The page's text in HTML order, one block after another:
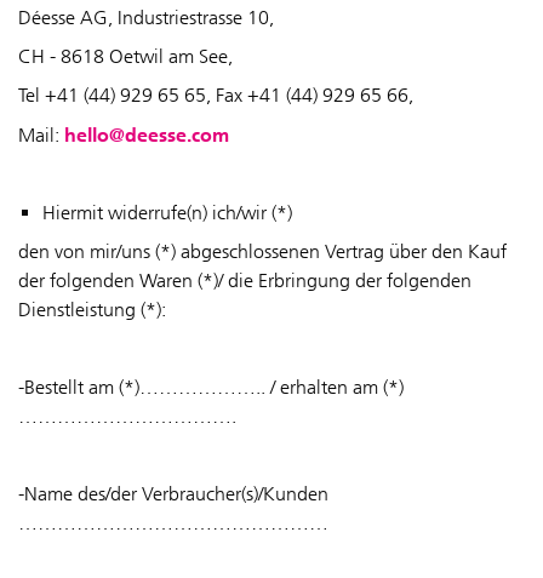
Déesse AG, Industriestrasse 10,
CH - 8618 Oetwil am See,
Tel +41 (44) 929 65 65, Fax +41 (44) 929 65 66,
Mail: hello@deesse.com
Hiermit widerrufe(n) ich/wir (*)
den von mir/uns (*) abgeschlossenen Vertrag über den Kauf
der folgenden Waren (*)/ die Erbringung der folgenden
Dienstleistung (*):
-Bestellt am (*)……………….. / erhalten am (*)
…………………………….
-Name des/der Verbraucher(s)/Kunden
…………………………………………